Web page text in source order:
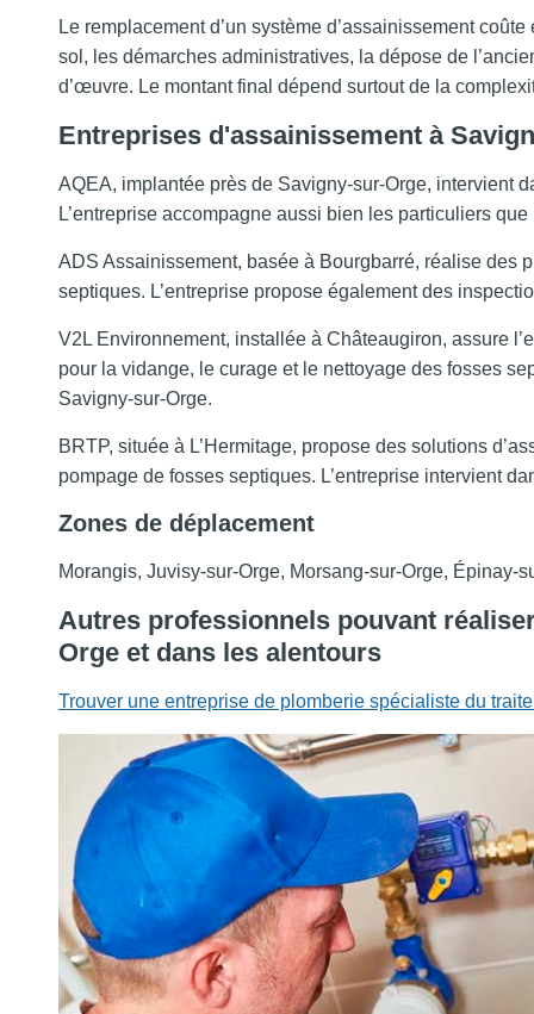
Le remplacement d’un système d’assainissement
sol, les démarches administratives, la dépose de
d’œuvre. Le montant final dépend surtout de la
Entreprises d'assainissement à
AQEA, implantée près de Savigny-sur-Orge, intervient
L’entreprise accompagne aussi bien les particuliers
ADS Assainissement, basée à Bourgbarré, réalise des
septiques. L’entreprise propose également des
V2L Environnement, installée à Châteaugiron, assure
pour la vidange, le curage et le nettoyage des fosses
Savigny-sur-Orge.
BRTP, située à L’Hermitage, propose des solutions
pompage de fosses septiques. L’entreprise intervient
Zones de déplacement
Morangis, Juvisy-sur-Orge, Morsang-sur-Orge, Épinay-
Autres professionnels pouvant
Orge et dans les alentours
Trouver une entreprise de plomberie spécialiste du